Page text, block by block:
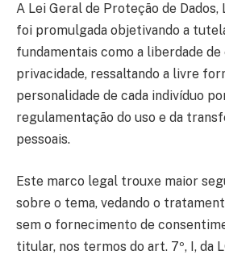
A Lei Geral de Proteção de Dados,
foi promulgada objetivando a
fundamentais como a liberdade de
privacidade, ressaltando a livre
personalidade de cada indivíduo
regulamentação do uso e da
pessoais.
Este marco legal trouxe maior
sobre o tema, vedando o
sem o fornecimento de
titular, nos termos do art. 7º, I, da